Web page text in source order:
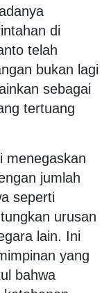
di
telah
bukan lagi
sebagai
tertuang
menegaskan
jumlah
seperti
urusan
lain. Ini
yang
bahwa